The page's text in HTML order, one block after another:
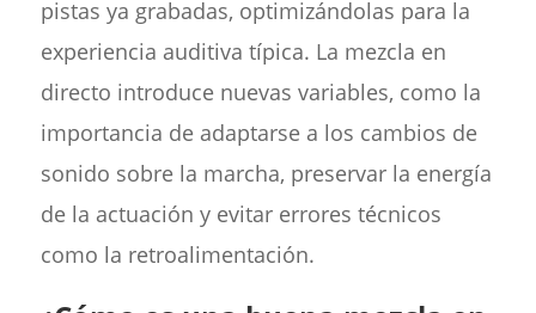
pistas ya grabadas, optimizándolas para la
experiencia auditiva típica. La mezcla en
directo introduce nuevas variables, como la
importancia de adaptarse a los cambios de
sonido sobre la marcha, preservar la energía
de la actuación y evitar errores técnicos
como la retroalimentación.